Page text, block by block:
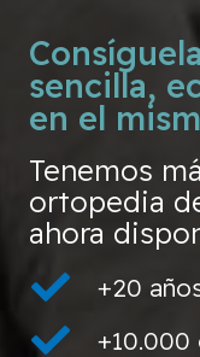
sencilla,
en el
Tenemos
ortopedia
ahora
+20